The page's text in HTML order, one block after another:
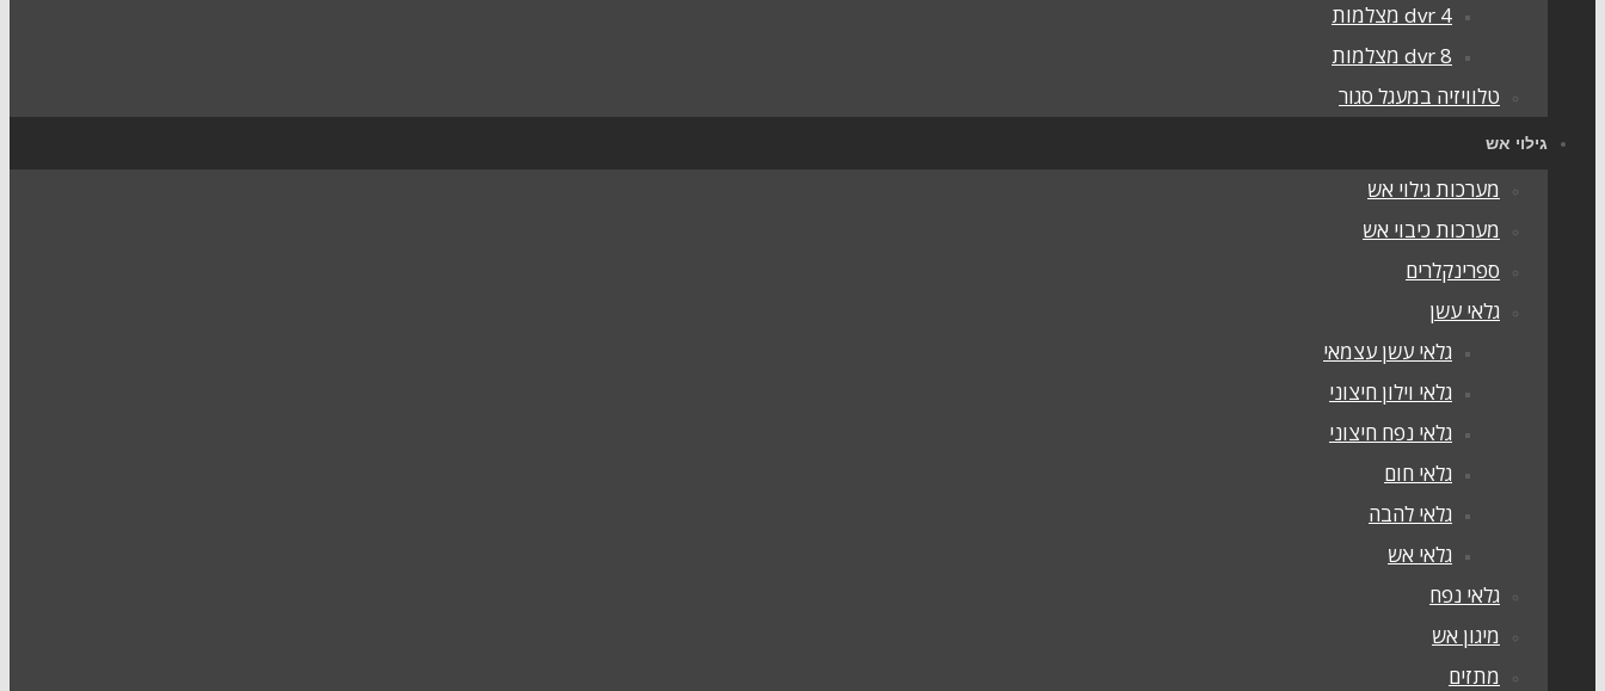
dvr 4 מצלמות
dvr 8 מצלמות
טלוויזיה במעגל סגור
גילוי אש
מערכות גילוי אש
מערכות כיבוי אש
ספרינקלרים
גלאי עשן
גלאי עשן עצמאי
גלאי וילון חיצוני
גלאי נפח חיצוני
גלאי חום
גלאי להבה
גלאי אש
גלאי נפח
מיגון אש
מתזים